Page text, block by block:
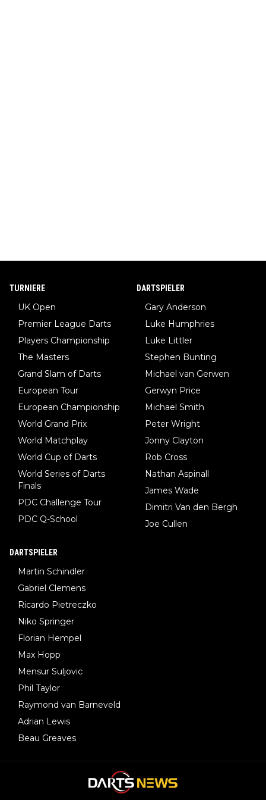
TURNIERE
UK Open
Premier League Darts
Players Championship
The Masters
Grand Slam of Darts
European Tour
European Championship
World Grand Prix
World Matchplay
World Cup of Darts
World Series of Darts
Finals
PDC Challenge Tour
PDC Q-School
DARTSPIELER
Gary Anderson
Luke Humphries
Luke Littler
Stephen Bunting
Michael van Gerwen
Gerwyn Price
Michael Smith
Peter Wright
Jonny Clayton
Rob Cross
Nathan Aspinall
James Wade
Dimitri Van den Bergh
Joe Cullen
DARTSPIELER
Martin Schindler
Gabriel Clemens
Ricardo Pietreczko
Niko Springer
Florian Hempel
Max Hopp
Mensur Suljovic
Phil Taylor
Raymond van Barneveld
Adrian Lewis
Beau Greaves